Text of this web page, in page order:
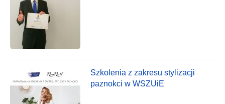
Szkolenia z zakresu stylizacji
paznokci w WSZUiE